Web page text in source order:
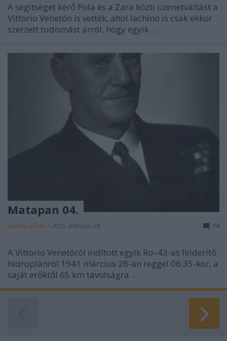
A segítséget kérő Pola és a Zara közti üzenetváltást a
Vittorio Venetón is vették, ahol Iachino is csak ekkor
szerzett tudomást arról, hogy egyik ...
Matapan 04.
savanyújóska • 2026. március 28. 14
A Vittorio Venetóról indított egyik Ro–43-as felderítő
hidroplánról 1941 március 28-án reggel 06.35-kor, a
saját erőktől 65 km távolságra ...